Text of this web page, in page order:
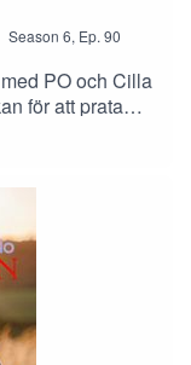
och Guds
Season 6, Ep. 90
PO och Cilla
för att prata
hur vi kan få
hänga med
W. Smith för
ett långt och
vänta från